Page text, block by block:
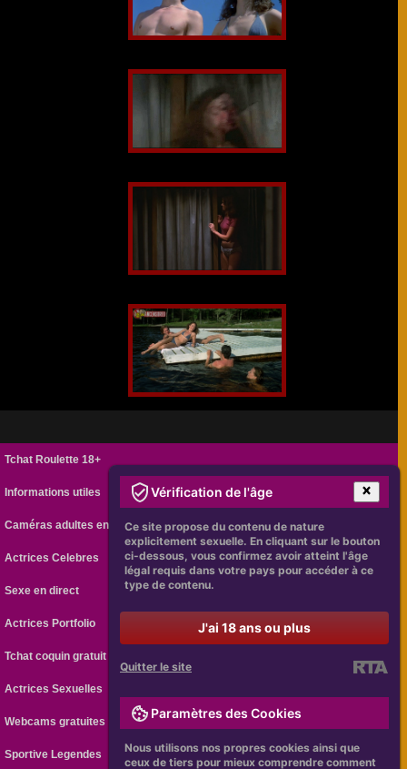
Tchat Roulette 18+
Informations utiles
Caméras adultes en ligne
Actrices Celebres
Sexe en direct
Actrices Portfolio
Tchat coquin gratuit
Actrices Sexuelles
Webcams gratuites
Sportive Legendes
Vérification de l'âge
Ce site propose du contenu de nature
explicitement sexuelle. En cliquant sur le bouton
ci-dessous, vous confirmez avoir atteint l'âge
légal requis dans votre pays pour accéder à ce
type de contenu.
J'ai 18 ans ou plus
Quitter le site
Paramètres des Cookies
Nous utilisons nos propres cookies ainsi que
ceux de tiers pour mieux comprendre comment